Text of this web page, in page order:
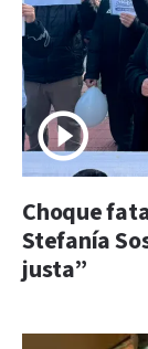
Choque
Stefanía
justa”